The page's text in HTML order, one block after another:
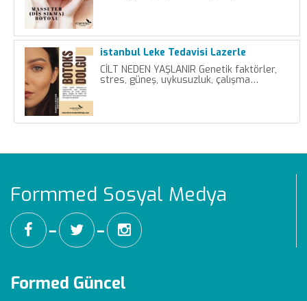
istanbul Leke Tedavisi Lazerle
CİLT NEDEN YAŞLANIR Genetik faktörler,
stres, güneş, uykusuzluk, çalışma…
Formmed Sosyal Medya
━ ━
Formed Güncel